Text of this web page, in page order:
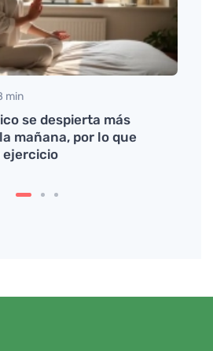
min
se despierta más
mañana, por lo que
ejercicio